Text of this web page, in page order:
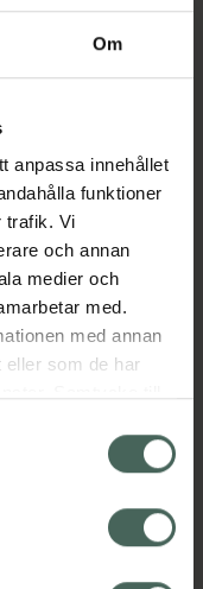
Om
anpassa innehållet
funktioner
trafik. Vi
och annan
medier och
med.
med annan
eller som de har
påverkar inte
återkallelsen.
Dölj
Visa